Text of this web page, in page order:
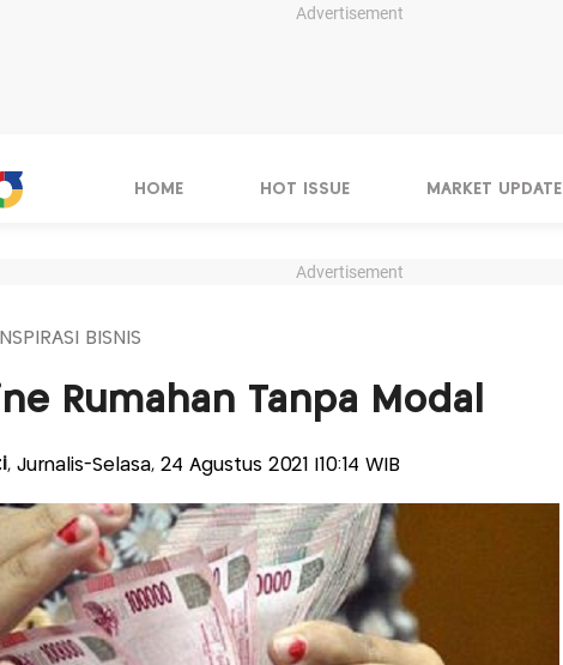
Advertisement
HOME HOT ISSUE MARKET UPDATE
Advertisement
INSPIRASI BISNIS
Rumahan Tanpa Modal
, Jurnalis-Selasa, 24 Agustus 2021 |10:14 WIB